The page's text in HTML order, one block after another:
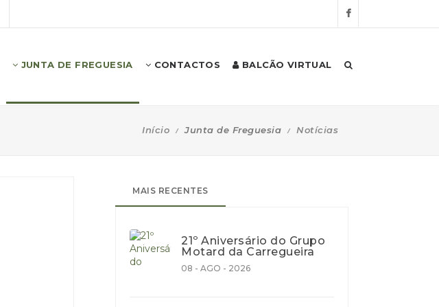
JUNTA DE FREGUESIA CONTACTOS BALCÃO VIRTUAL
Início Junta de Freguesia Notícias
MAIS RECENTES
21º Aniversário do Grupo
Motard da Carregueira
08 - AGO - 2026